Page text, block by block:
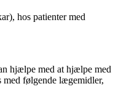
hos patienter med
hjælpe med at hjælpe med
med følgende lægemidler,